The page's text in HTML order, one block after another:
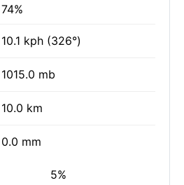
74%
10.1 kph (326°)
1015.0 mb
10.0 km
0.0 mm
5%